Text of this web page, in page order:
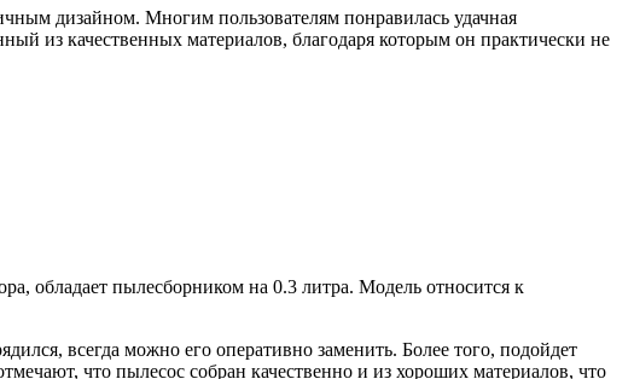
дизайном. Многим пользователям понравилась удачная
из качественных материалов, благодаря которым он практически не
обладает пылесборником на 0.3 литра. Модель относится к
всегда можно его оперативно заменить. Более того, подойдет
что пылесос собран качественно и из хороших материалов, что